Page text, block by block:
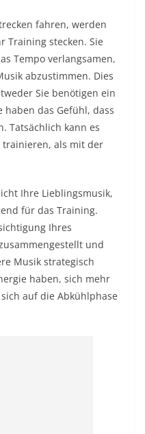
fahren, werden
Training stecken. Sie
Tempo verlangsamen,
abzustimmen. Dies
Sie benötigen ein
haben das Gefühl, dass
Tatsächlich kann es
trainieren, als mit der
Ihre Lieblingsmusik,
für das Training.
Ihres
und
Musik strategisch
haben, sich mehr
auf die Abkühlphase